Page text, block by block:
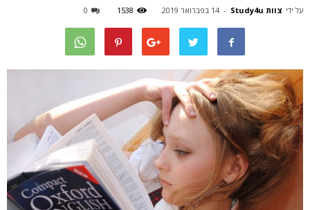
על ידי צוות Study4u - 14 בפברואר 2019 1538
0